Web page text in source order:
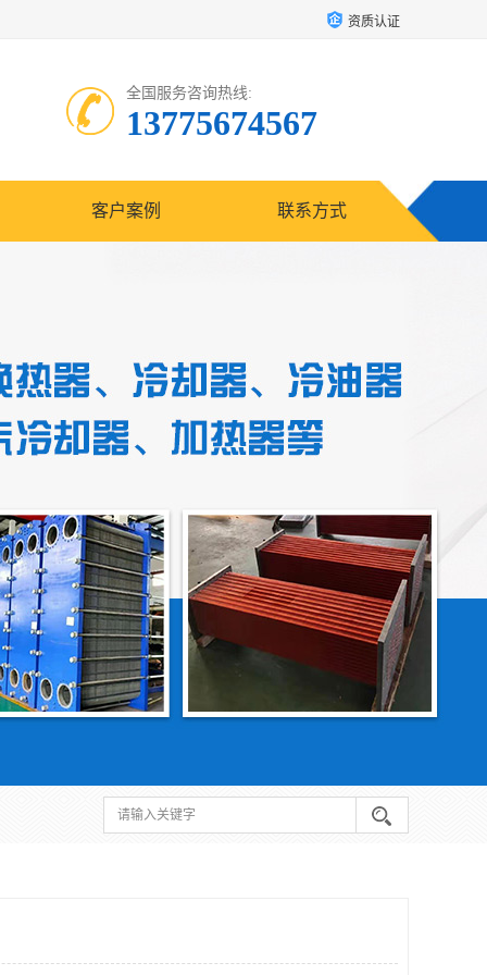
资质认证
全国服务咨询热线:
13775674567
客户案例 联系方式